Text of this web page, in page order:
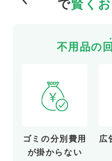
で賢く
不用品の 回
ゴミの分別費用
が掛からない
広